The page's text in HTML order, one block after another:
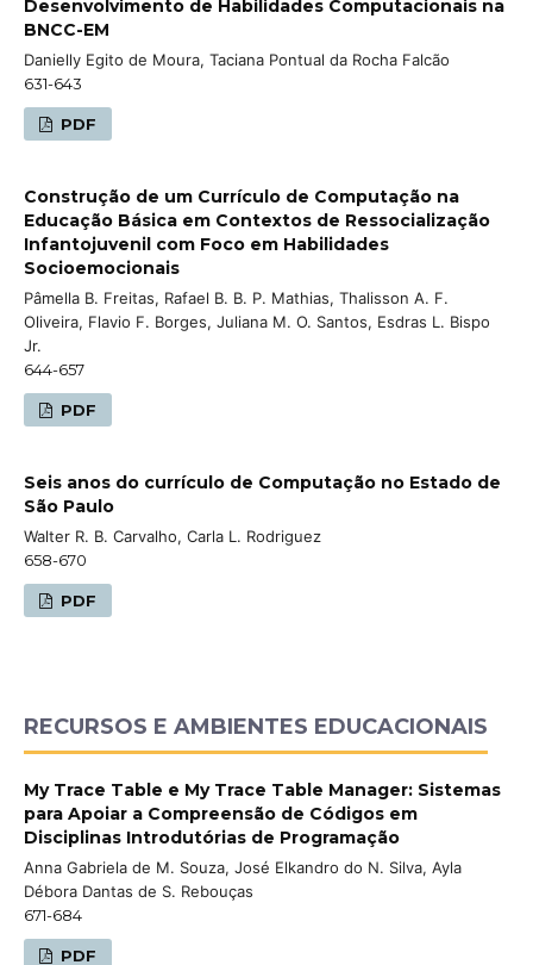
Desenvolvimento de Habilidades Computacionais na
BNCC-EM
Danielly Egito de Moura, Taciana Pontual da Rocha Falcão
631-643
PDF
Construção de um Currículo de Computação na
Educação Básica em Contextos de Ressocialização
Infantojuvenil com Foco em Habilidades
Socioemocionais
Pâmella B. Freitas, Rafael B. B. P. Mathias, Thalisson A. F.
Oliveira, Flavio F. Borges, Juliana M. O. Santos, Esdras L. Bispo
Jr.
644-657
PDF
Seis anos do currículo de Computação no Estado de
São Paulo
Walter R. B. Carvalho, Carla L. Rodriguez
658-670
PDF
RECURSOS E AMBIENTES EDUCACIONAIS
My Trace Table e My Trace Table Manager: Sistemas
para Apoiar a Compreensão de Códigos em
Disciplinas Introdutórias de Programação
Anna Gabriela de M. Souza, José Elkandro do N. Silva, Ayla
Débora Dantas de S. Rebouças
671-684
PDF